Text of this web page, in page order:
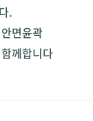
.
면윤곽
께합니다